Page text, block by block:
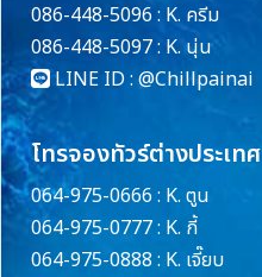
086-448-5096 : K. ครีม
086-448-5097 : K. นุ่น
LINE ID : @Chillpainai
โทรจองทัวร์ต่างประเทศ
064-975-0666 : K. ตูน
064-975-0777 : K. กี้
064-975-0888 : K. เจี๊ยบ